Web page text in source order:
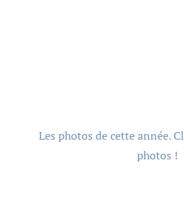
Les photos de cette année.
photos !